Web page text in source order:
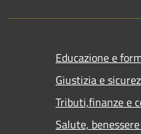
Educazione e
Giustizia e
Tributi,finanze e
Salute,